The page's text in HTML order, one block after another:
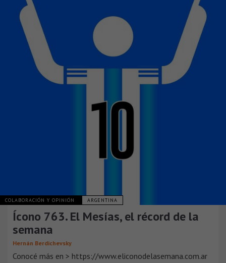
COLABORACIÓN Y OPINIÓN ARGENTINA
Ícono 763. El Mesías, el récord de la
semana
Hernán Berdichevsky
Conocé más en > https://www.eliconodelasemana.com.ar